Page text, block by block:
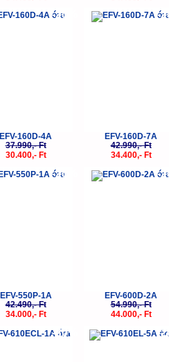
-20%
EFV-160D-4A
37.990,- Ft
30.400,- Ft
-
EFV-160D-7A
42.990,- Ft
34.400,- Ft
-20%
EFV-550P-1A
42.490,- Ft
34.000,- Ft
-
EFV-600D-2A
54.990,- Ft
44.000,- Ft
-20% -